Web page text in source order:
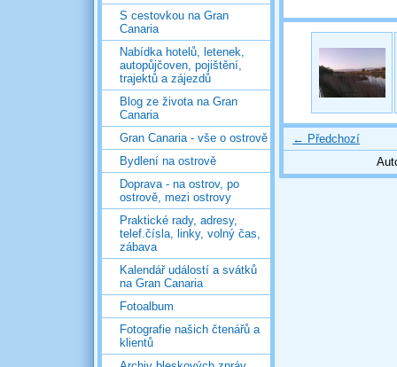
S cestovkou na Gran
Canaria
Nabídka hotelů, letenek,
autopůjčoven, pojištění,
trajektů a zájezdů
Blog ze života na Gran
Canaria
Gran Canaria - vše o ostrově
Bydlení na ostrově
Doprava - na ostrov, po
ostrově, mezi ostrovy
Praktické rady, adresy,
telef.čísla, linky, volný čas,
zábava
Kalendář událostí a svátků
na Gran Canaria
Fotoalbum
Fotografie našich čtenářů a
klientů
← Předchozí